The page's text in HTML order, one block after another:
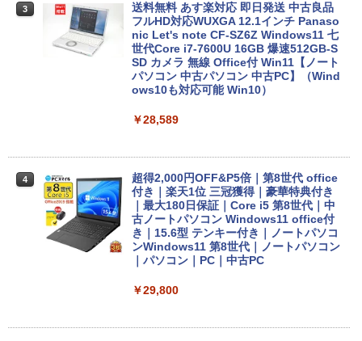
3
送料無料 あす楽対応 即日発送 中古良品
フルHD対応WUXGA 12.1インチ Panaso
nic Let's note CF-SZ6Z Windows11 七
世代Core i7-7600U 16GB 爆速512GB-S
SD カメラ 無線 Office付 Win11【ノート
パソコン 中古パソコン 中古PC】（Wind
ows10も対応可能 Win10）
￥28,589
4
超得2,000円OFF&P5倍｜第8世代 office
付き｜楽天1位 三冠獲得｜豪華特典付き
｜最大180日保証｜Core i5 第8世代｜中
古ノートパソコン Windows11 office付
き｜15.6型 テンキー付き｜ノートパソコ
ンWindows11 第8世代｜ノートパソコン
｜パソコン｜PC｜中古PC
￥29,800